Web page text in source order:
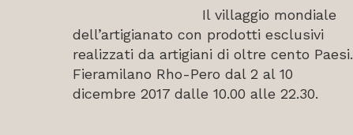
Il villaggio mondiale
dell’artigianato con prodotti esclusivi
realizzati da artigiani di oltre cento Paesi.
Fieramilano Rho-Pero dal 2 al 10
dicembre 2017 dalle 10.00 alle 22.30.